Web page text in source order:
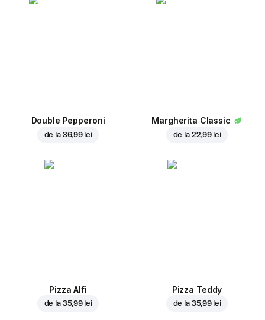
Double Pepperoni
de la 36,99 lei
Margherita Classic
de la 22,99 lei
Pizza Alfi
de la 35,99 lei
Pizza Teddy
de la 35,99 lei